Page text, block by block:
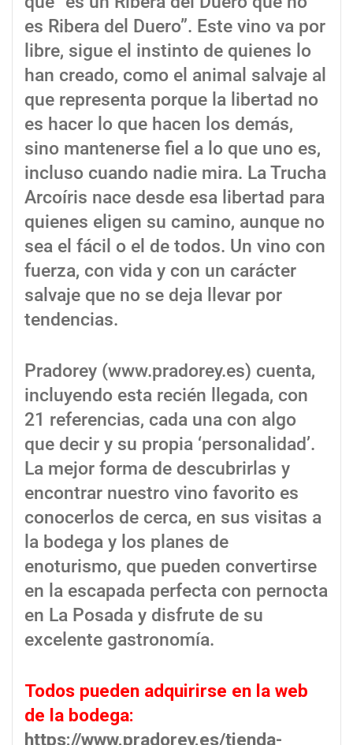
es Ribera del Duero”. Este vino va por
libre, sigue el instinto de quienes lo
han creado, como el animal salvaje al
que representa porque la libertad no
es hacer lo que hacen los demás,
sino mantenerse fiel a lo que uno es,
incluso cuando nadie mira. La Trucha
Arcoíris nace desde esa libertad para
quienes eligen su camino, aunque no
sea el fácil o el de todos. Un vino con
fuerza, con vida y con un carácter
salvaje que no se deja llevar por
tendencias.
Pradorey (www.pradorey.es) cuenta,
incluyendo esta recién llegada, con
21 referencias, cada una con algo
que decir y su propia ‘personalidad’.
La mejor forma de descubrirlas y
encontrar nuestro vino favorito es
conocerlos de cerca, en sus visitas a
la bodega y los planes de
enoturismo, que pueden convertirse
en la escapada perfecta con pernocta
en La Posada y disfrute de su
excelente gastronomía.
Todos pueden adquirirse en la web
de la bodega:
https://www.pradorey.es/tienda-